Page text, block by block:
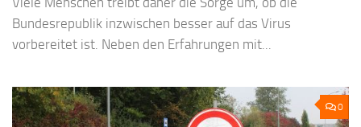
Bundesrepublik inzwischen besser auf das Virus
vorbereitet ist. Neben den Erfahrungen mit...
0